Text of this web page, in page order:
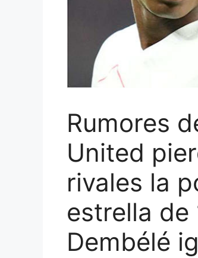
Rumores
United
rivales la
estrella de
Dembélé